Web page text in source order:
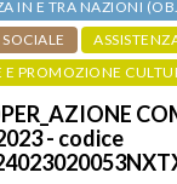
IN E TRA NAZIONI
PROMOZIONE
- codice